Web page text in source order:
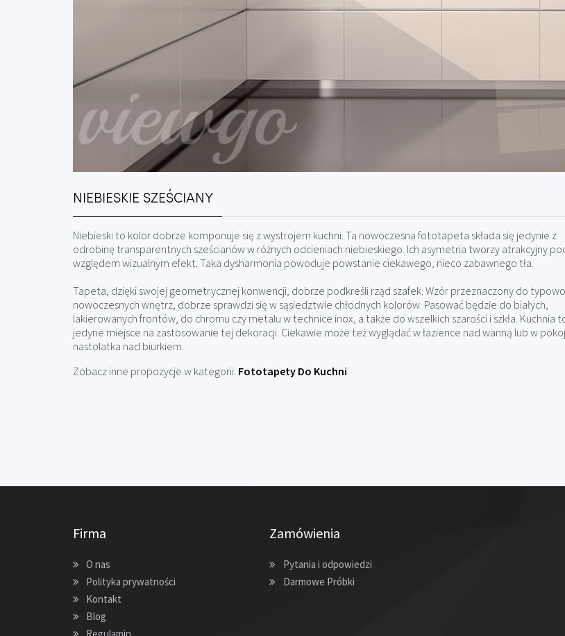
NIEBIESKIE SZEŚCIANY
Niebieski to kolor dobrze komponuje się z wystrojem kuchni. Ta nowoczesna fototapeta składa się jedynie z
odrobinę transparentnych sześcianów w różnych odcieniach niebieskiego. Ich asymetria tworzy atrakcyjny
względem wizualnym efekt. Taka dysharmonia powoduje powstanie ciekawego, nieco zabawnego tła.
Tapeta, dzięki swojej geometrycznej konwencji, dobrze podkreśli rząd szafek. Wzór przeznaczony do typowo
nowoczesnych wnętrz, dobrze sprawdzi się w sąsiedztwie chłodnych kolorów. Pasować będzie do białych,
lakierowanych frontów, do chromu czy metalu w technice inox, a także do wszelkich szarości i szkła. Kuchnia
jedyne miejsce na zastosowanie tej dekoracji. Ciekawie może też wyglądać w łazience nad wanną lub w
nastolatka nad biurkiem.
Zobacz inne propozycje w kategorii: Fototapety Do Kuchni
Firma
O nas
Polityka prywatności
Kontakt
Blog
Zamówienia
Pytania i odpowiedzi
Darmowe Próbki